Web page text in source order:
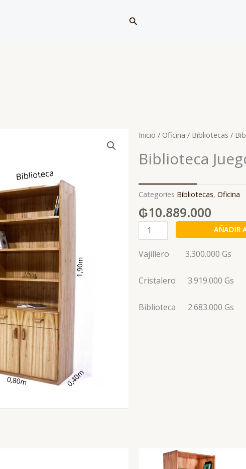
Buscar
Inicio / Oficina / Bibliotecas /
Biblioteca
Categories Bibliotecas, Oficina
₲10.889.000
Biblioteca
Juego
de
Mirno
AÑADIR
Vajillero 3.300.000 Gs
Cristalero 3.919.000 Gs
Biblioteca 2.683.000 Gs